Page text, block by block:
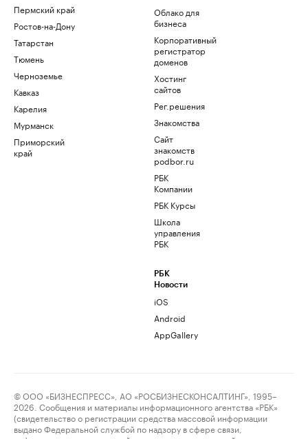
Пермский край
Ростов-на-Дону
Татарстан
Тюмень
Черноземье
Кавказ
Карелия
Мурманск
Приморский
край
Облако для
бизнеса
Корпоративный
регистратор
доменов
Хостинг
сайтов
Рег.решения
Знакомства
Сайт
знакомств
podbor.ru
РБК
Компании
РБК Курсы
Школа
управления
РБК
РБК
Новости
iOS
Android
AppGallery
© ООО «БИЗНЕСПРЕСС», АО «РОСБИЗНЕСКОНСАЛТИНГ», 1995–
2026. Сообщения и материалы информационного агентства «РБК»
(свидетельство о регистрации средства массовой информации
выдано Федеральной службой по надзору в сфере связи,